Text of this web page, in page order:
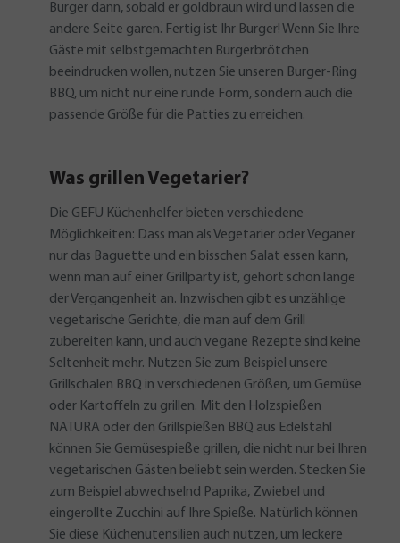
Burger dann, sobald er goldbraun wird und lassen die
andere Seite garen. Fertig ist Ihr Burger! Wenn Sie Ihre
Gäste mit selbstgemachten Burgerbrötchen
beeindrucken wollen, nutzen Sie unseren Burger-Ring
BBQ, um nicht nur eine runde Form, sondern auch die
passende Größe für die Patties zu erreichen.
Was grillen Vegetarier?
Die GEFU Küchenhelfer bieten verschiedene
Möglichkeiten: Dass man als Vegetarier oder Veganer
nur das Baguette und ein bisschen Salat essen kann,
wenn man auf einer Grillparty ist, gehört schon lange
der Vergangenheit an. Inzwischen gibt es unzählige
vegetarische Gerichte, die man auf dem Grill
zubereiten kann, und auch vegane Rezepte sind keine
Seltenheit mehr. Nutzen Sie zum Beispiel unsere
Grillschalen BBQ in verschiedenen Größen, um Gemüse
oder Kartoffeln zu grillen. Mit den Holzspießen
NATURA oder den Grillspießen BBQ aus Edelstahl
können Sie Gemüsespieße grillen, die nicht nur bei Ihren
vegetarischen Gästen beliebt sein werden. Stecken Sie
zum Beispiel abwechselnd Paprika, Zwiebel und
eingerollte Zucchini auf Ihre Spieße. Natürlich können
Sie diese Küchenutensilien auch nutzen, um leckere